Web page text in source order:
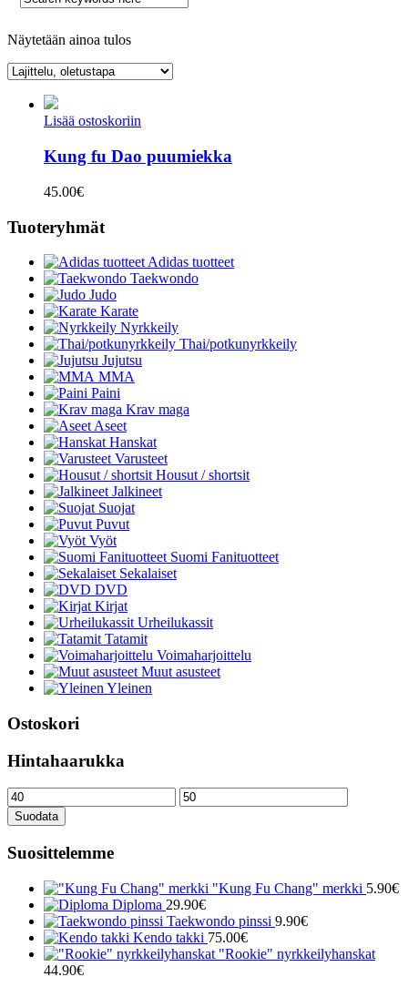
Näytetään ainoa tulos
Lisää ostoskoriin
Kung fu Dao puumiekka
45.00€
Tuoteryhmät
Adidas tuotteet
Taekwondo
Judo
Karate
Nyrkkeily
Thai/potkunyrkkeily
Jujutsu
MMA
Paini
Krav maga
Aseet
Hanskat
Varusteet
Housut / shortsit
Jalkineet
Suojat
Puvut
Vyöt
Suomi Fanituotteet
Sekalaiset
DVD
Kirjat
Urheilukassit
Tatamit
Voimaharjoittelu
Muut asusteet
Yleinen
Ostoskori
Hintahaarukka
Minimihinta Maksimihinta
Suodata
Suosittelemme
"Kung Fu Chang" merkki 5.90€
Diploma 29.90€
Taekwondo pinssi 9.90€
Kendo takki 75.00€
"Rookie" nyrkkeilyhanskat
44.90€